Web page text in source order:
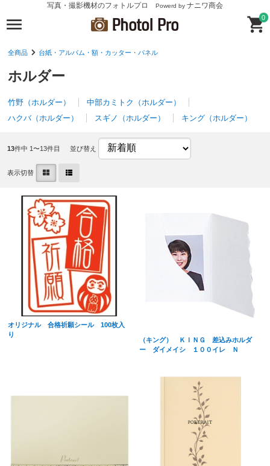
写真・撮影機材のフォトルプロ Powerd by ナニワ商会
0
全商品 台紙・アルバム・額・カッター・パネル
ホルダー
竹野（ホルダー）
中部カミトク（ホルダー）
ハクバ（ホルダー）
スギノ（ホルダー） キング（ホルダー）
13件中 1〜13件目 並び替え
表示切替
オリジナル 合格祈願シール 100枚入
り
（キング） ＫＩＮＧ 差込みホルダ
ー ダイメイシ １００イレ Ｎ